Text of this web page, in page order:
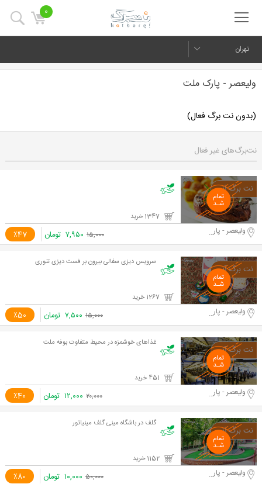
0
تهران
ولیعصر - پارک ملت
(بدون نت برگ فعال)
نت‌برگ‌های غیر فعال
٪47 ولیعصر - پارک ملت ۱۵,۰۰۰ ۷,۹۵۰ تومان
سرویس دیزی سفالی بیرون بر فست دیزی تنوری
٪50 ولیعصر - پارک ملت ۱۵,۰۰۰ ۷,۵۰۰ تومان
غذاهای خوشمزه در محیط متفاوت بوفه ملت
٪40 ولیعصر - پارک ملت ۲۰,۰۰۰ ۱۲,۰۰۰ تومان
گلف در باشگاه مینی گلف مینیاتور
٪80 ولیعصر - پارک ملت ۵۰,۰۰۰ ۱۰,۰۰۰ تومان